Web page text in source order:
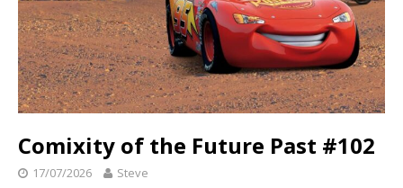
Comixity of the Future Past #102
17/07/2026 Steve